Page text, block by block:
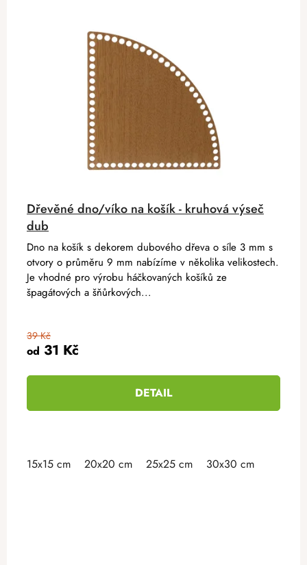
Dřevěné dno/víko na košík - kruhová výseč
dub
od 31 Kč
39 Kč
DETAIL
Dno na košík s dekorem dubového dřeva o síle 3 mm s
otvory o průměru 9 mm nabízíme v několika velikostech.
Je vhodné pro výrobu háčkovaných košíků ze
špagátových a šňůrkových...
15x15 cm 20x20 cm 25x25 cm 30x30 cm